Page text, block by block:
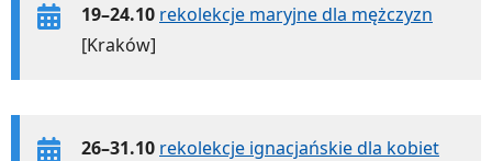
19–24.10 rekolekcje maryjne dla mężczyzn
[Kraków]
26–31.10 rekolekcje ignacjańskie dla kobiet